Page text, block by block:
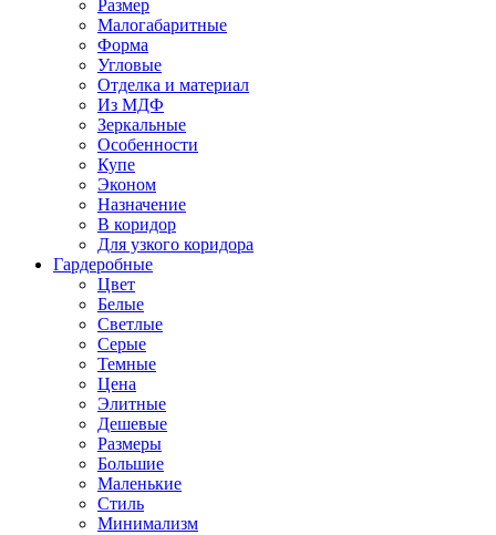
Размер
Малогабаритные
Форма
Угловые
Отделка и материал
Из МДФ
Зеркальные
Особенности
Купе
Эконом
Назначение
В коридор
Для узкого коридора
Гардеробные
Цвет
Белые
Светлые
Серые
Темные
Цена
Элитные
Дешевые
Размеры
Большие
Маленькие
Стиль
Минимализм